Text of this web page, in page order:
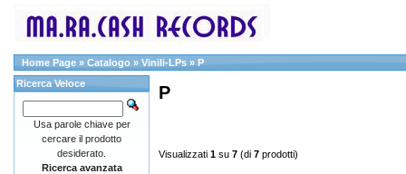
Home Page » Catalogo » Vinili-LPs » P
P
Visualizzati 1 su 7 (di 7 prodotti)
Ricerca Veloce
Usa parole chiave per
cercare il prodotto
desiderato.
Ricerca avanzata